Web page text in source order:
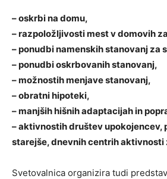
– oskrbi na domu,
– razpoložljivosti mest v domovih
– ponudbi namenskih stanovanj za
– ponudbi oskrbovanih stanovanj,
– možnostih menjave stanovanj,
– obratni hipoteki,
– manjših hišnih adaptacijah in
– aktivnostih društev upokojencev,
starejše, dnevnih centrih aktivnosti
Svetovalnica organizira tudi